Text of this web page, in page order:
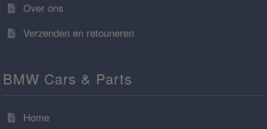
Over ons
Verzenden en retouneren
BMW Cars & Parts
Home